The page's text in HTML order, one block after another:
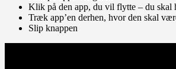
Klik på den app, du vil flytte – du skal
Træk app’en derhen, hvor den skal
Slip knappen